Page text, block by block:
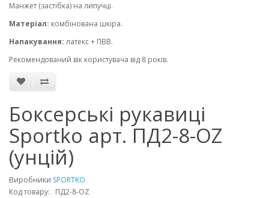
Манжет (застібка) на липучці.
Матеріал: комбінована шкіра.
Напакування: латекс + ПВВ.
Рекомендований вік користувача від 8 років.
Боксерські рукавиці
Sportko арт. ПД2-8-OZ
(унцій)
Виробники SPORTKO
Код товару: ПД2-8-OZ